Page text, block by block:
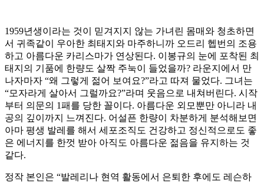
1959년생이라는 것이 믿겨지지 않는 가녀린 몸매와 청초하면
서 귀족같이 우아한 최태지와 마주하니까 오드리 헵번의 조용
하고 아름다운 카리스마가 연상된다. 이봉규의 눈에 포착된 최
태지의 기품에 한량도 살짝 주눅이 들었을까? 라운지에서 만
나자마자 “왜 그렇게 젊어 보여요?”라고 따져 물었다. 그녀는
“모자라게 살아서 그럴까요?”라며 웃음으로 내쳐버린다. 시작
부터 의문의 1패를 당한 꼴이다. 아름다운 외모뿐만 아니라 내
공의 깊이까지 느껴진다. 어설픈 한량이 차분하게 분석해보면
아마 평생 발레를 해서 세포조직도 건강하고 정신적으로도 좋
은 에너지를 한껏 받아 아직도 아름다운 젊음을 유지하는 것
같다.
정작 본인은 “발레리나 현역 활동에서 은퇴한 후에도 레슨하